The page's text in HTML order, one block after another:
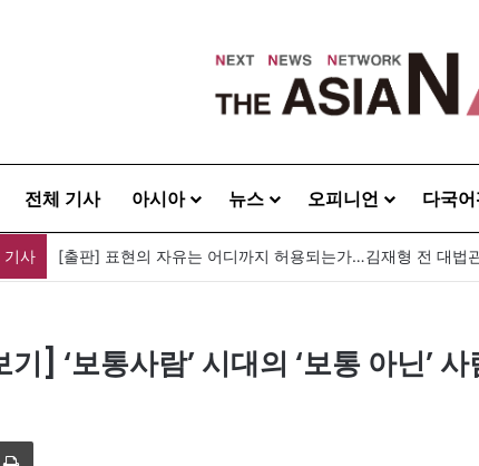
전체 기사 아시아 뉴스 오피니언 다국
기사
] ‘보통사람’ 시대의 ‘보통 아닌’ 사